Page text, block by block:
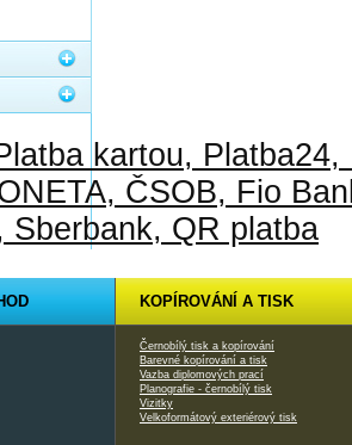
KOPÍROVÁNÍ A TISK
Černobílý tisk a kopírování
Barevné kopírování a tisk
Vazba diplomových prací
Planografie - černobílý tisk
Vizitky
Velkoformátový exteriérový tisk